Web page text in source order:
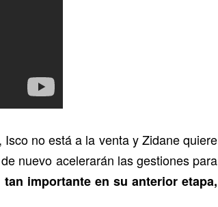
no está a la venta y Zidane quiere
nuevo acelerarán las gestiones para
importante en su anterior etapa,